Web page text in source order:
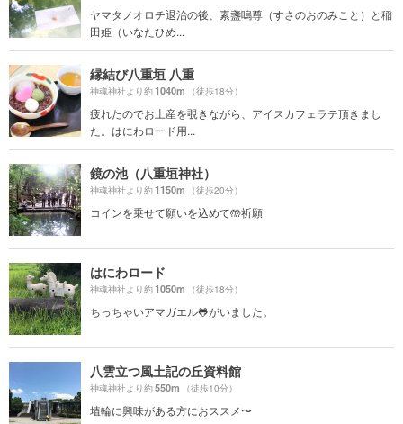
ヤマタノオロチ退治の後、素盞嗚尊（すさのおのみこと）と稲
田姫（いなたひめ...
縁結び八重垣 八重
神魂神社より約1040m （徒歩18分）
疲れたのでお土産を覗きながら、アイスカフェラテ頂きまし
た。はにわロード用...
鏡の池（八重垣神社）
神魂神社より約1150m （徒歩20分）
コインを乗せて願いを込めて🤲祈願
はにわロード
神魂神社より約1050m （徒歩18分）
ちっちゃいアマガエル🐸がいました。
八雲立つ風土記の丘資料館
神魂神社より約550m （徒歩10分）
埴輪に興味がある方におススメ〜